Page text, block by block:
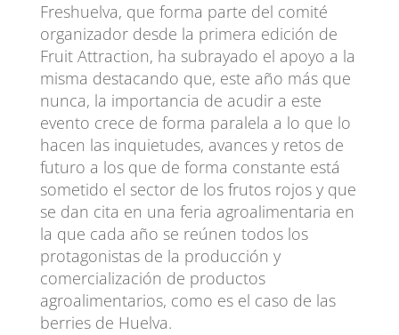
Freshuelva, que forma parte del comité
organizador desde la primera edición de
Fruit Attraction, ha subrayado el apoyo a la
misma destacando que, este año más que
nunca, la importancia de acudir a este
evento crece de forma paralela a lo que lo
hacen las inquietudes, avances y retos de
futuro a los que de forma constante está
sometido el sector de los frutos rojos y que
se dan cita en una feria agroalimentaria en
la que cada año se reúnen todos los
protagonistas de la producción y
comercialización de productos
agroalimentarios, como es el caso de las
berries de Huelva.